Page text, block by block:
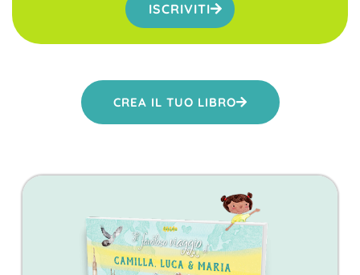
ISCRIVITI
CREA IL TUO LIBRO